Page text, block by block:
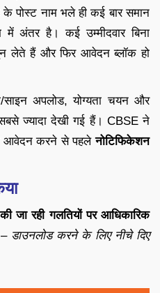
पोस्ट नाम भले ही कई बार समान
में अंतर है। कई उम्मीदवार बिना
लेते हैं और फिर आवेदन ब्लॉक हो
अपलोड, योग्यता चयन और
ज्यादा देखी गई हैं। CBSE ने
आवेदन करने से पहलेनोटिफिकेशन
जा रही गलतियों पर आधिकारिक
डाउनलोड करने के लिए नीचे दिए